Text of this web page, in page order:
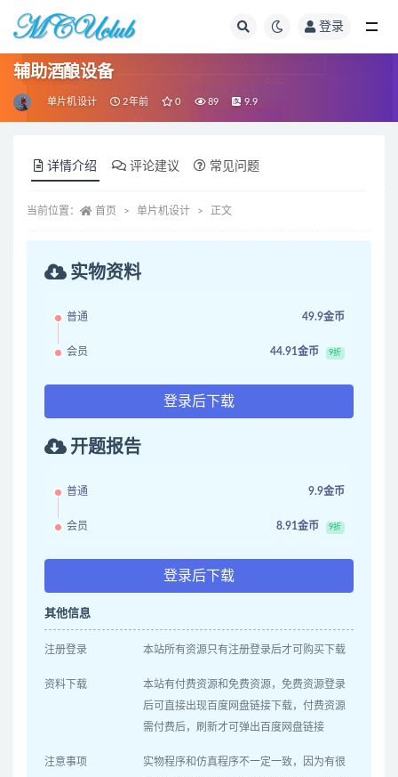
登录
辅助酒酿设备
单片机设计 2年前 0 89 9.9
详情介绍 评论建议 常见问题
当前位置： 首页 单片机设计 正文
实物资料
普通 49.9金币
会员 44.91金币 9折
登录后下载
开题报告
普通 9.9金币
会员 8.91金币 9折
登录后下载
其他信息
注册登录 本站所有资源只有注册登录后才可购买下载
资料下载
本站有付费资源和免费资源，免费资源登录
后可直接出现百度网盘链接下载，付费资源
需付费后，刷新才可弹出百度网盘链接
注意事项
实物程序和仿真程序不一定一致，因为有很